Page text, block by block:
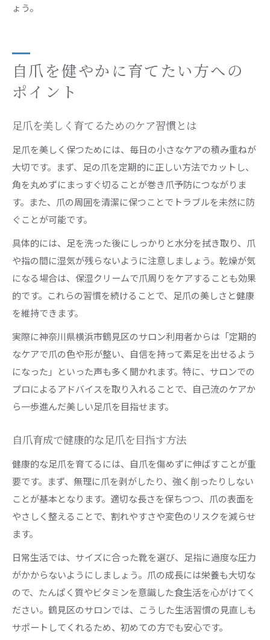
ょう。
自爪を健やかに育てたい方への
ポイント
足爪を美しく育てるためのケア習慣とは
足爪を美しく保つためには、毎日の小さなケアの積み重ねが
大切です。まず、足の爪を定期的に正しい方法でカットし、
角を丸めずにまっすぐ切ることが巻き爪予防につながりま
す。また、爪の周囲を清潔に保つことでトラブルを未然に防
ぐことが可能です。
具体的には、足を洗った後にしっかりと水分を拭き取り、爪
や指の間に湿気が残らないように注意しましょう。乾燥が気
になる場合は、保湿クリームで爪周りをケアすることも効果
的です。これらの習慣を続けることで、足爪の美しさと健康
を維持できます。
実際に神奈川県横浜市鶴見区のサロン利用者からは「定期的
なケアで爪の色や形が整い、自信を持って素足を出せるよう
になった」といった声も多く聞かれます。特に、サロンでの
プロによるアドバイスを取り入れることで、自己流のケアか
ら一歩進んだ美しい足爪を目指せます。
自爪育成で健康的な足爪を目指す方法
健康的な足爪を育てるには、自爪を傷めずに伸ばすことが重
要です。まず、無理に爪を剥がしたり、強く削ったりしない
ことが基本となります。適切な長さを保ちつつ、爪の表面を
やさしく整えることで、割れやすさや変色のリスクを減らせ
ます。
日常生活では、サイズに合った靴を選び、足指に過度な圧力
がかからないようにしましょう。爪の成長には栄養も大切な
ので、たんぱく質やビタミンを意識した食生活を心がけてく
ださい。鶴見区のサロンでは、こうした生活習慣の見直しも
サポートしてくれるため、初めての方でも安心です。